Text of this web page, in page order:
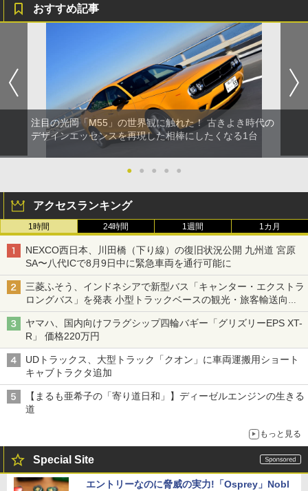
おすすめ記事
注目の光岡「M55」の世界観に触れた！ 古きよき時代の
デザインエッセンスを再現した相棒にしたくなる1台
● ● ● ● ●
アクセスランキング
1時間 24時間 1週間 1カ月
NEXCO西日本、川田橋（下り線）の復旧状況公開 九州道 宮原
SA〜八代ICで8月9日中に緊急車両を通行可能に
三菱ふそう、インドネシアで新型バス「キャンター・エクストラ
ロングバス」を発表 小型トラックベースの観光・旅客輸送向け
バス
ヤマハ、国内向けフラグシップ四輪バギー「グリズリーEPS XT-
R」 価格220万円
UDトラックス、大型トラック「クオン」に車両運搬用ショート
キャブトラクタ追加
【まるも亜希子の「寄り道日和」】ディーゼルエンジンの生きる
道
もっと見る
Special Site
エントリーなのに脅威の実力!「Osprey」Nobl